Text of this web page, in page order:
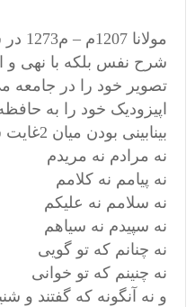
شرح نفس بلکه با نهی
تصویر خود را در جامعه
اپیزودیک خود را به
بینابینی بودن میان 2غایت سماء و زمین نوشت:
نه مرادم نه مریدم
نه پیامم نه کلامم
نه سلامم نه علیکم
نه سپیدم نه سیاهم
نه چنانم که تو گویی
نه چنینم که تو خوانی
و نه آنگونه که گفتند و